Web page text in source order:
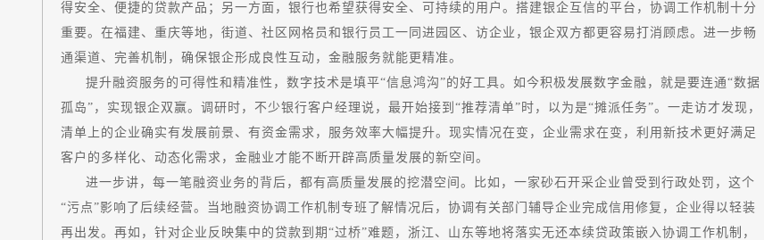
得安全、便捷的贷款产品；另一方面，银行也希望获得安全、可持续的用户。搭建银企互信的平台，协调工作机制十分
重要。在福建、重庆等地，街道、社区网格员和银行员工一同进园区、访企业，银企双方都更容易打消顾虑。进一步畅
通渠道、完善机制，确保银企形成良性互动，金融服务就能更精准。
提升融资服务的可得性和精准性，数字技术是填平“信息鸿沟”的好工具。如今积极发展数字金融，就是要连通“数据
孤岛”，实现银企双赢。调研时，不少银行客户经理说，最开始接到“推荐清单”时，以为是“摊派任务”。一走访才发现，
清单上的企业确实有发展前景、有资金需求，服务效率大幅提升。现实情况在变，企业需求在变，利用新技术更好满足
客户的多样化、动态化需求，金融业才能不断开辟高质量发展的新空间。
进一步讲，每一笔融资业务的背后，都有高质量发展的挖潜空间。比如，一家砂石开采企业曾受到行政处罚，这个
“污点”影响了后续经营。当地融资协调工作机制专班了解情况后，协调有关部门辅导企业完成信用修复，企业得以轻装
再出发。再如，针对企业反映集中的贷款到期“过桥”难题，浙江、山东等地将落实无还本续贷政策嵌入协调工作机制，